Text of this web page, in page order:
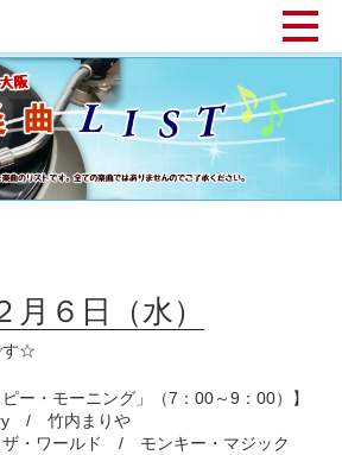
月６日（水）
す☆
ー・モーニング」（7：00～9：00）】
/ 竹内まりや
・ワールド / モンキー・マジック